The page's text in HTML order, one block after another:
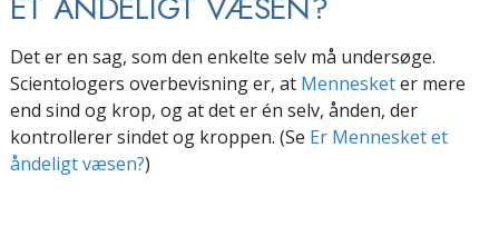
Det er en sag, som den enkelte selv må undersøge.
Scientologers overbevisning er, at Mennesketer mere
end sind og krop, og at det er én selv, ånden, der
kontrollerer sindet og kroppen. (Se Er Mennesket et
åndeligt væsen?)